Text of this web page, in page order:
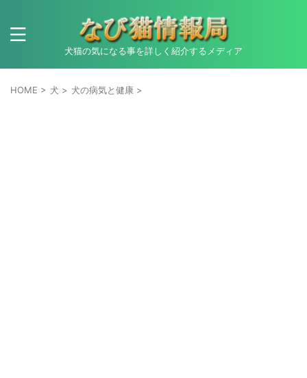
犬猫の気になる事を詳しく紹介するメディア
HOME > 犬 > 犬の病気と健康 >